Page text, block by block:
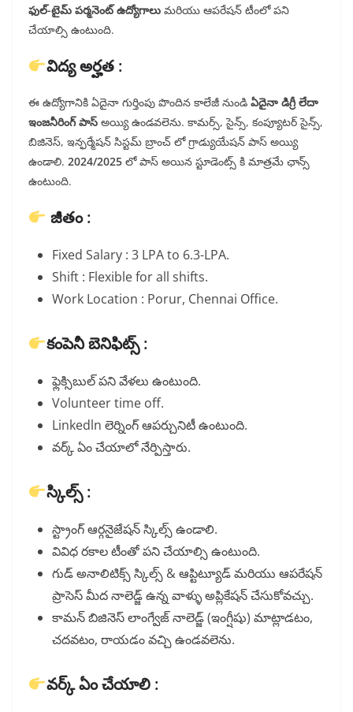
ఫుల్-టైమ్ పర్మనెంట్ ఉద్యోగాలు మరియు ఆపరేషన్ టీంలో పని
చేయాల్సి ఉంటుంది.
విద్య అర్హత :
ఈ ఉద్యోగానికి ఏదైనా గుర్తింపు పొందిన కాలేజీ నుండి ఏదైనా డిగ్రీ లేదా
ఇంజనీరింగ్ పాస్ అయ్యి ఉండవలెను. కామర్స్, సైన్స్, కంప్యూటర్ సైన్స్,
బిజినెస్, ఇన్ఫర్మేషన్ సిస్టమ్ బ్రాంచ్ లో గ్రాడ్యుయేషన్ పాస్ అయ్యి
ఉండాలి. 2024/2025 లో పాస్ అయిన స్టూడెంట్స్ కి మాత్రమే ఛాన్స్
ఉంటుంది.
జీతం :
Fixed Salary : 3 LPA to 6.3-LPA.
Shift : Flexible for all shifts.
Work Location : Porur, Chennai Office.
కంపెనీ బెనిఫిట్స్ :
ఫ్లెక్సిబుల్ పని వేళలు ఉంటుంది.
Volunteer time off.
Linkedln లెర్నింగ్ ఆపర్చునిటీ ఉంటుంది.
వర్క్ ఏం చేయాలో నేర్పిస్తారు.
స్కిల్స్ :
స్ట్రాంగ్ ఆర్గనైజేషన్ స్కిల్స్ ఉండాలి.
వివిధ రకాల టీంతో పని చేయాల్సి ఉంటుంది.
గుడ్ అనాలిటిక్స్ స్కిల్స్ & ఆప్టిట్యూడ్ మరియు ఆపరేషన్
ప్రాసెస్ మీద నాలెడ్జ్ ఉన్న వాళ్ళు అప్లికేషన్ చేసుకోవచ్చు.
కామన్ బిజినెస్ లాంగ్వేజ్ నాలెడ్జ్ (ఇంగ్షీషు) మాట్లాడటం,
చదవటం, రాయడం వచ్చి ఉండవలెను.
వర్క్ ఏం చేయాలి :